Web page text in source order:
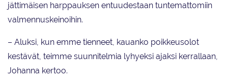
jättimäisen harppauksen entuudestaan tuntemattomiin
valmennuskeinoihin.
– Aluksi, kun emme tienneet, kauanko poikkeusolot
kestävät, teimme suunnitelmia lyhyeksi ajaksi kerrallaan,
Johanna kertoo.